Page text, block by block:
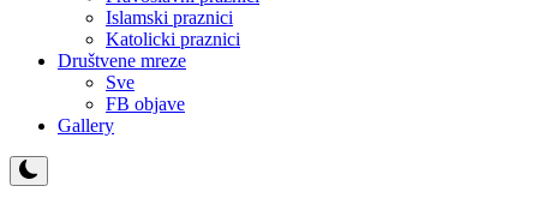
Islamski praznici
Katolicki praznici
Društvene mreze
Sve
FB objave
Gallery